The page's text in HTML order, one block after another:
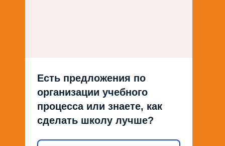
Есть предложения по
организации учебного
процесса или знаете, как
сделать школу лучше?